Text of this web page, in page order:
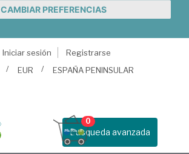
CAMBIAR PREFERENCIAS
Iniciar sesión
Registrarse
EUR ESPAÑA PENINSULAR
Busqueda avanzada
0